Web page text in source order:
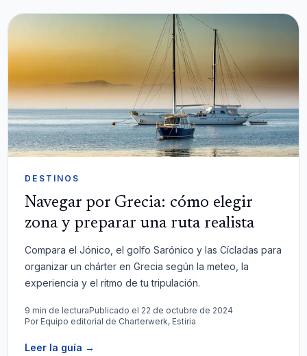
DESTINOS
Navegar por Grecia: cómo elegir
zona y preparar una ruta realista
Compara el Jónico, el golfo Sarónico y las Cícladas para
organizar un chárter en Grecia según la meteo, la
experiencia y el ritmo de tu tripulación.
9 min de lecturaPublicado el 22 de octubre de 2024
Por Equipo editorial de Charterwerk, Estiria
Leer la guía →